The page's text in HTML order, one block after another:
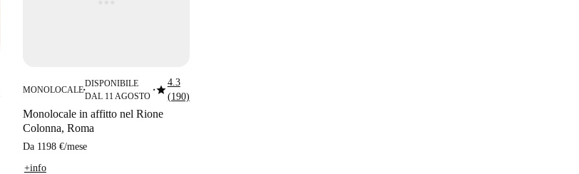
MONOLOCALE■
DISPONIBILE
DAL 11 AGOSTO
■star4.3
(190)
Monolocale in affitto nel Rione
Colonna, Roma
Da 1198 €/mese
+info